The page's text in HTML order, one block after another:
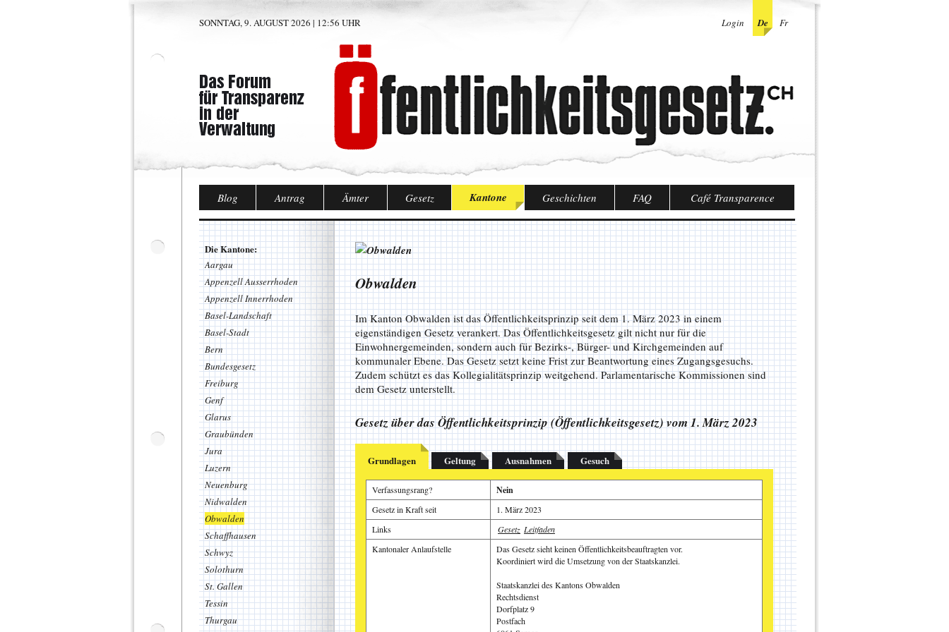
SONNTAG, 9. AUGUST 2026 | 12:56 UHR Login De Fr
Blog Antrag Ämter Gesetz Kantone Geschichten FAQ Café Transparence
Die Kantone:
Aargau
Appenzell Ausserrhoden
Appenzell Innerrhoden
Basel-Landschaft
Basel-Stadt
Bern
Bundesgesetz
Freiburg
Genf
Glarus
Graubünden
Jura
Luzern
Neuenburg
Nidwalden
Obwalden
Schaffhausen
Schwyz
Solothurn
St. Gallen
Tessin
Thurgau
Obwalden
Im Kanton Obwalden ist das Öffentlichkeitsprinzip seit dem 1. März 2023 in einem
eigenständigen Gesetz verankert. Das Öffentlichkeitsgesetz gilt nicht nur für die
Einwohnergemeinden, sondern auch für Bezirks-, Bürger- und Kirchgemeinden auf
kommunaler Ebene. Das Gesetz setzt keine Frist zur Beantwortung eines Zugangsgesuchs.
Zudem schützt es das Kollegialitätsprinzip weitgehend. Parlamentarische Kommissionen sind
dem Gesetz unterstellt.
Gesetz über das Öffentlichkeitsprinzip (Öffentlichkeitsgesetz) vom 1. März 2023
Grundlagen Geltung Ausnahmen Gesuch
Verfassungsrang? Nein
Gesetz in Kraft seit
1. März 2023
Links
Gesetz Leitfaden
Kantonaler Anlaufstelle
Das Gesetz sieht keinen Öffentlichkeitsbeauftragten vor.
Koordiniert wird die Umsetzung von der Staatskanzlei.
Staatskanzlei des Kantons Obwalden
Rechtsdienst
Dorfplatz 9
Postfach